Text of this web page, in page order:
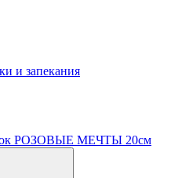
и запекания